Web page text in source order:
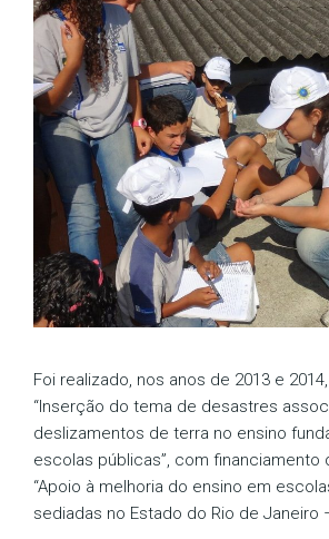
Foi realizado, nos anos de 2013 e
“Inserção do tema de desastres
deslizamentos de terra no ensino
escolas públicas”, com financiamento
“Apoio à melhoria do ensino em
sediadas no Estado do Rio de Janeiro